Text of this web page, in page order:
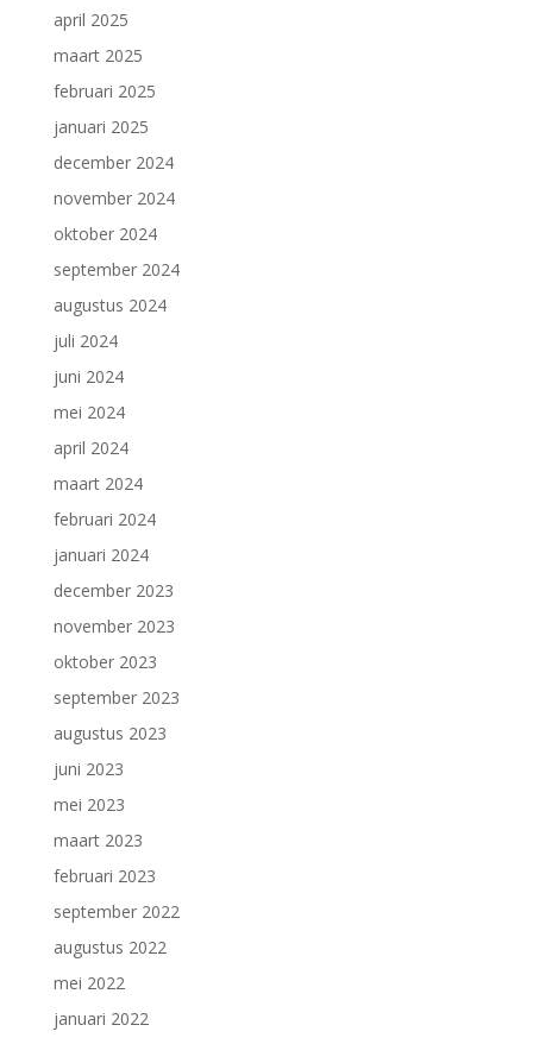
april 2025
maart 2025
februari 2025
januari 2025
december 2024
november 2024
oktober 2024
september 2024
augustus 2024
juli 2024
juni 2024
mei 2024
april 2024
maart 2024
februari 2024
januari 2024
december 2023
november 2023
oktober 2023
september 2023
augustus 2023
juni 2023
mei 2023
maart 2023
februari 2023
september 2022
augustus 2022
mei 2022
januari 2022